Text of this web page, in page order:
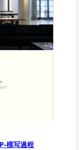
模写過程